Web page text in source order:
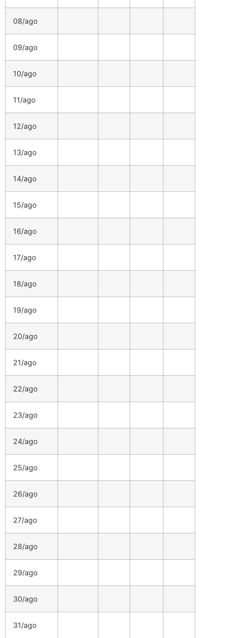
08/ago
09/ago
10/ago
11/ago
12/ago
13/ago
14/ago
15/ago
16/ago
17/ago
18/ago
19/ago
20/ago
21/ago
22/ago
23/ago
24/ago
25/ago
26/ago
27/ago
28/ago
29/ago
30/ago
31/ago